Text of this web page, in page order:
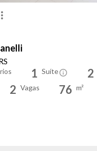
1 Suíte 2
2 Vagas 76 m²